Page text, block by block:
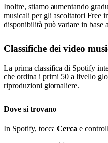
Inoltre, stiamo aumentando
musicali per gli ascoltatori Free
disponibilità può variare in base
Classifiche dei video
La prima classifica di Spotify
che ordina i primi 50 a livello
riproduzioni giornaliere.
Dove si trovano
In Spotify, tocca Cerca e